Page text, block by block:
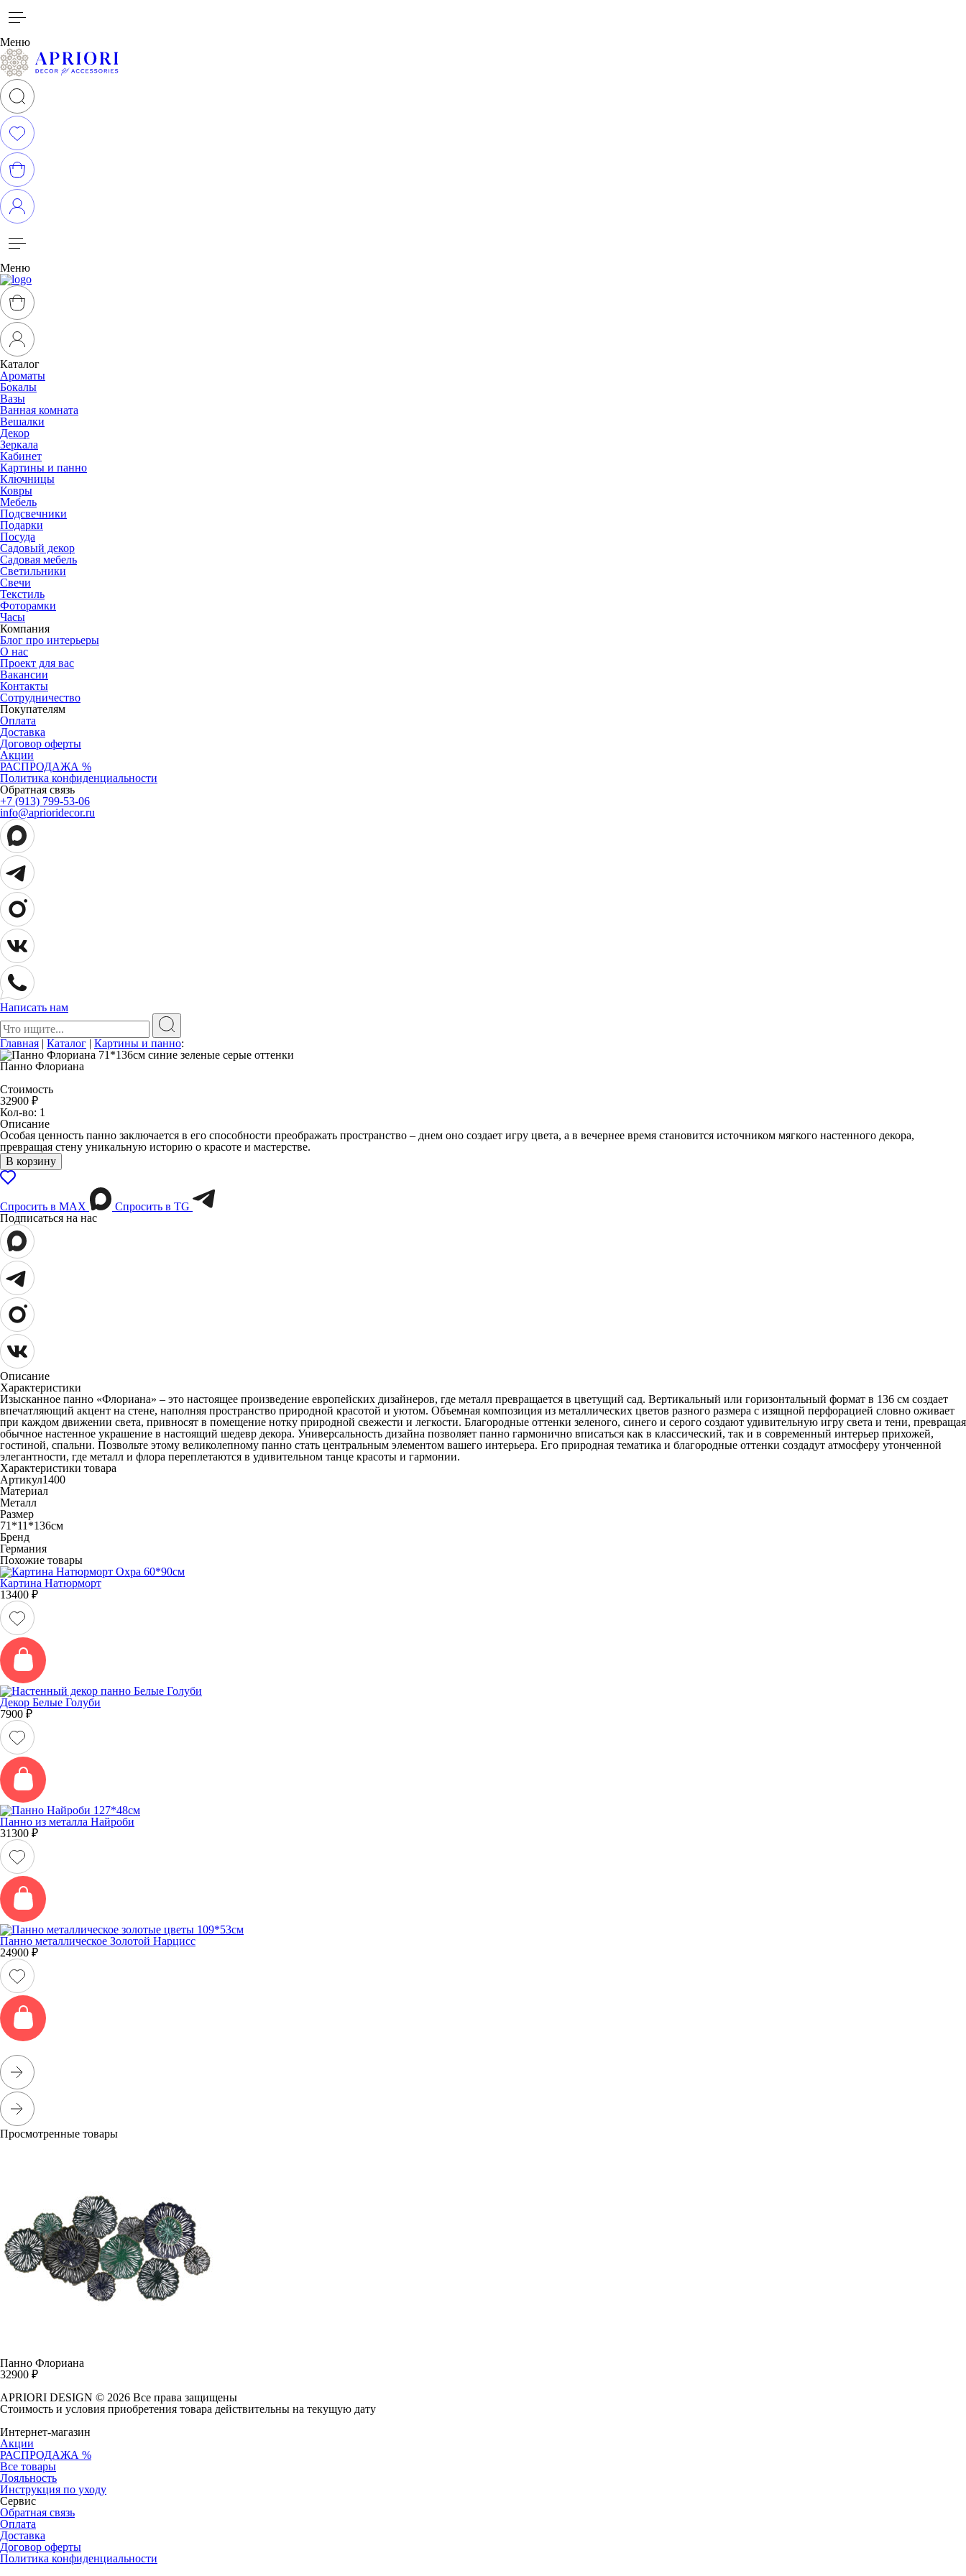
Меню
Меню
Каталог
Ароматы
Бокалы
Вазы
Ванная комната
Вешалки
Декор
Зеркала
Кабинет
Картины и панно
Ключницы
Ковры
Мебель
Подсвечники
Подарки
Посуда
Садовый декор
Садовая мебель
Светильники
Свечи
Текстиль
Фоторамки
Часы
Компания
Блог про интерьеры
О нас
Проект для вас
Вакансии
Контакты
Сотрудничество
Покупателям
Оплата
Доставка
Договор оферты
Акции
РАСПРОДАЖА %
Политика конфиденциальности
Обратная связь
+7 (913) 799-53-06
info@aprioridecor.ru
Написать нам
Поиск:
Главная | Каталог | Картины и панно:
Панно Флориана
Стоимость
32900 ₽
Кол-во: 1
Описание
Особая ценность панно заключается в его способности преображать пространство – днем оно создает игру цвета, а в вечернее время становится источником мягкого настенного декора,
превращая стену уникальную историю о красоте и мастерстве.
В корзину
Спросить в МАХ
Спросить в TG
Подписаться на нас
Описание
Характеристики
Изысканное панно «Флориана» – это настоящее произведение европейских дизайнеров, где металл превращается в цветущий сад. Вертикальный или горизонтальный формат в 136 см создает
впечатляющий акцент на стене, наполняя пространство природной красотой и уютом. Объемная композиция из металлических цветов разного размера с изящной перфорацией словно оживает
при каждом движении света, привносят в помещение нотку природной свежести и легкости. Благородные оттенки зеленого, синего и серого создают удивительную игру света и тени, превращая
обычное настенное украшение в настоящий шедевр декора. Универсальность дизайна позволяет панно гармонично вписаться как в классический, так и в современный интерьер прихожей,
гостиной, спальни. Позвольте этому великолепному панно стать центральным элементом вашего интерьера. Его природная тематика и благородные оттенки создадут атмосферу утонченной
элегантности, где металл и флора переплетаются в удивительном танце красоты и гармонии.
Характеристики товара
Артикул1400
Материал
Металл
Размер
71*11*136см
Бренд
Германия
Похожие товары
Картина Натюрморт
13400 ₽
Декор Белые Голуби
7900 ₽
Панно из металла Найроби
31300 ₽
Панно металлическое Золотой Нарцисс
24900 ₽
Просмотренные товары
Панно Флориана
32900 ₽
APRIORI DESIGN © 2026 Все права защищены
Cтоимость и условия приобретения товара действительны на текущую дату
Интернет-магазин
Акции
РАСПРОДАЖА %
Все товары
Лояльность
Инструкция по уходу
Сервис
Обратная связь
Оплата
Доставка
Договор оферты
Политика конфиденциальности